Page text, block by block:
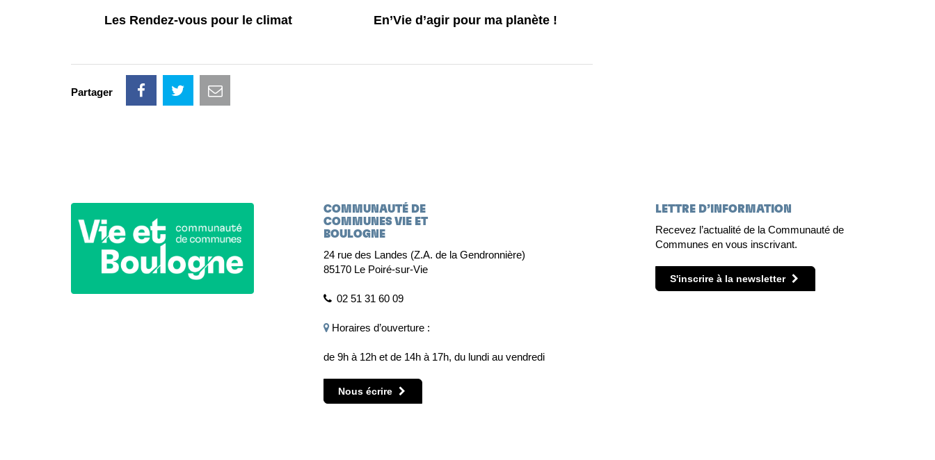
Les Rendez-vous pour le climat En’Vie d’agir pour ma planète !
Partager
COMMUNAUTÉ DE
COMMUNES VIE ET
BOULOGNE
24 rue des Landes (Z.A. de la Gendronnière)
85170 Le Poiré-sur-Vie
02 51 31 60 09
Horaires d’ouverture :
de 9h à 12h et de 14h à 17h, du lundi au vendredi
Nous écrire
LETTRE D’INFORMATION
Recevez l’actualité de la Communauté de
Communes en vous inscrivant.
S'inscrire à la newsletter